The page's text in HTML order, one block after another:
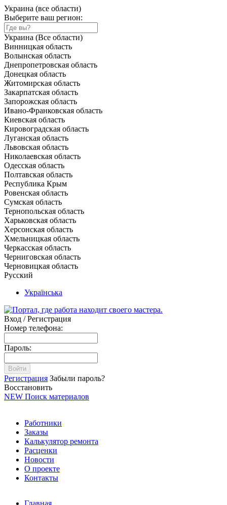
Украина (все области)
Выберите ваш регион:
Украина (Все области)
Винницкая область
Волынская область
Днепропетровская область
Донецкая область
Житомирская область
Закарпатская область
Запорожская область
Ивано-Франковская область
Киевская область
Кировоградская область
Луганская область
Львовская область
Николаевская область
Одесская область
Полтавская область
Республика Крым
Ровенская область
Сумская область
Тернопольская область
Харьковская область
Херсонская область
Хмельницкая область
Черкасская область
Черниговская область
Черновицкая область
Русский
Українська
Вход / Регистрация
Номер телефона:
Пароль:
Войти
Регистрация Забыли пароль?
Восстановить
NEW Поиск материалов
Работники
Заказы
Калькулятор ремонта
Расценки
Новости
О проекте
Контакты
Главная